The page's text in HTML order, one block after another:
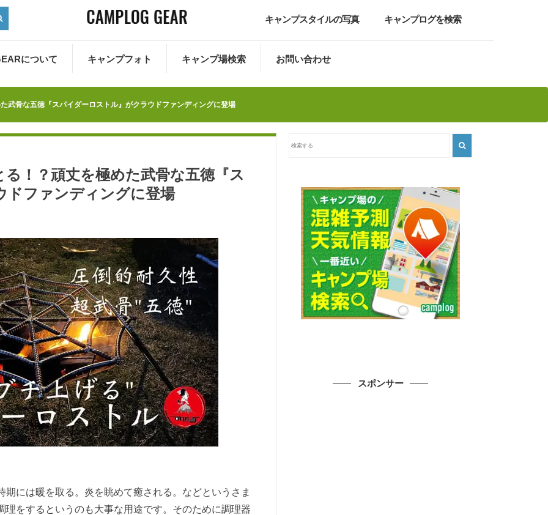
キャンプスタイルの写真 キャンプログを検索
について キャンプフォト キャンプ場検索 お問い合わせ
武骨な五徳『スパイダーロストル』がクラウドファンディングに登場
！？頑丈を極めた武骨な五徳『ス
ドファンディングに登場
には暖を取る。炎を眺めて癒される。などというさま
をするというのも大事な用途です。そのために調理器
スポンサー